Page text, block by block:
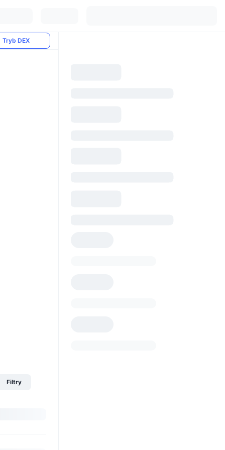
Tryb DEX
Filtry